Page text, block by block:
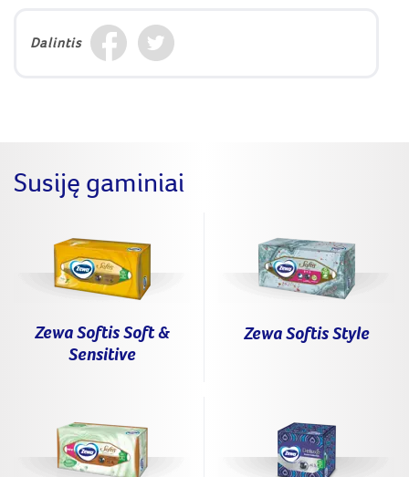
Dalintis
Susiję gaminiai
Zewa Softis Soft &
Sensitive
Zewa Softis Style